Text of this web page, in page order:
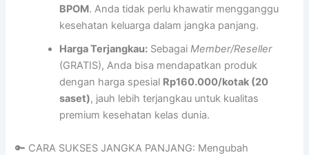
BPOM. Anda tidak perlu khawatir mengganggu
kesehatan keluarga dalam jangka panjang.
Harga Terjangkau: SebagaiMember/Reseller
(GRATIS), Anda bisa mendapatkan produk
dengan harga spesial Rp160.000/kotak (20
saset), jauh lebih terjangkau untuk kualitas
premium kesehatan kelas dunia.
🔑 CARA SUKSES JANGKA PANJANG: Mengubah